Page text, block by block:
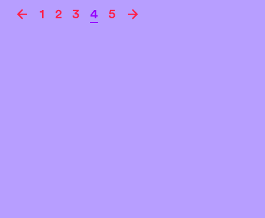
arrow_back 1 2 3 4 5 arrow_forward